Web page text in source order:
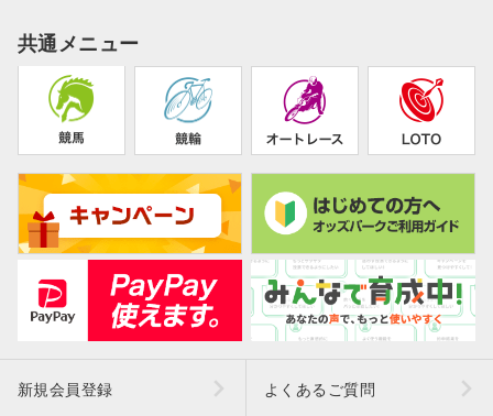
共通メニュー
新規会員登録 よくあるご質問